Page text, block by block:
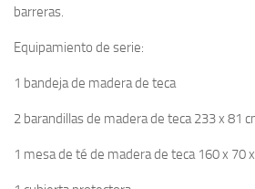
barreras.
Equipamiento de serie:
1 bandeja de madera de teca
2 barandillas de madera de teca 233 x 81
1 mesa de té de madera de teca 160 x 70